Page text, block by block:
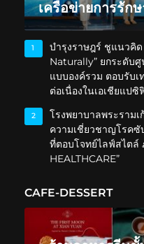
เครือข่ายการรัก
1
บำรุงราษฎร์ ชูแนวคิ
Naturally” ยกระดับ
แบบองค์รวม ตอบรับ
ต่อเนื่องในเอเชียแปซิ
2
โรงพยาบาลพระราม
ความเชี่ยวชาญโรค
ที่ตอบโจทย์ไลฟ์สไตล์
HEALTHCARE”
CAFE-DESSERT